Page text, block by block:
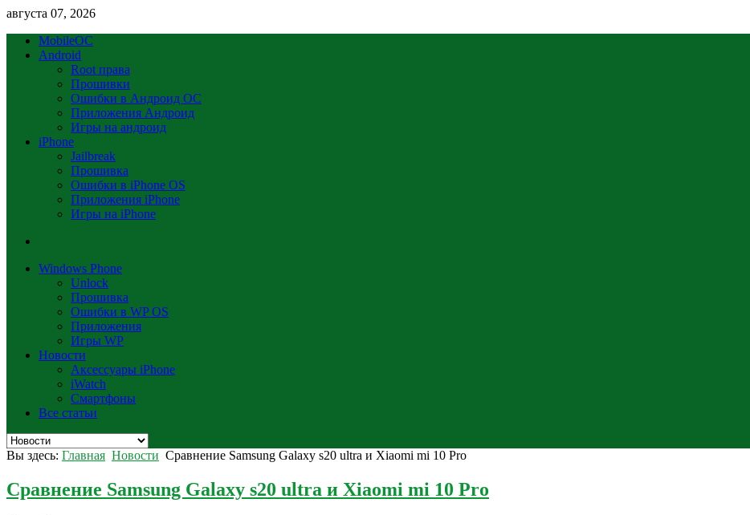
августа 07, 2026
MobileOC
Android
Root права
Прошивки
Ошибки в Андроид OC
Приложения Андроид
Игры на андроид
iPhone
Jailbreak
Прошивка
Ошибки в iPhone OS
Приложения iPhone
Игры на iPhone
Windows Phone
Unlock
Прошивка
Ошибки в WP OS
Приложения
Игры WP
Новости
Аксессуары iPhone
iWatch
Смартфоны
Все статьи
Вы здесь: Главная Новости Сравнение Samsung Galaxy s20 ultra и Xiaomi mi 10 Pro
Сравнение Samsung Galaxy s20 ultra и Xiaomi mi 10 Pro